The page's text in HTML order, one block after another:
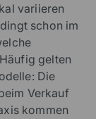
variieren
schon im
gelten
Die
Verkauf
kommen